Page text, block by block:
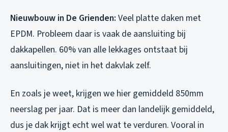
Nieuwbouw in De Grienden: Veel platte daken met
EPDM. Probleem daar is vaak de aansluiting bij
dakkapellen. 60% van alle lekkages ontstaat bij
aansluitingen, niet in het dakvlak zelf.
En zoals je weet, krijgen we hier gemiddeld 850mm
neerslag per jaar. Dat is meer dan landelijk gemiddeld,
dus je dak krijgt echt wel wat te verduren. Vooral in